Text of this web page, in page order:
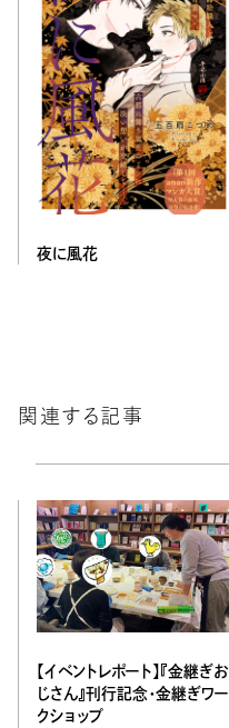
夜に風花
関連する記事
【イベントレポート】『金継ぎお
じさん』刊行記念・金継ぎワー
クショップ